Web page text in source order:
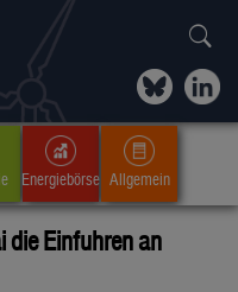
Energiebörse Allgemein
die Einfuhren an